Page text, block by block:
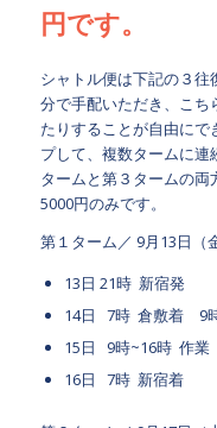
円です。
シャトル便は下記の３
分で手配いただき、こち
たりすることが自由に
プして、複数タームに連
タームと第３タームの
5000円のみです。
第１ターム／ 9月13日（
13日 21時 新宿発
14日 7時 倉敷着 9
15日 9時~16時 作
16日 7時 新宿着